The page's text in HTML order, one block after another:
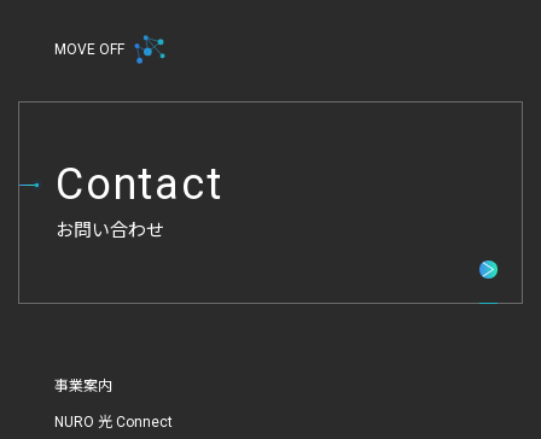
2. 取得情報
3. 利用目的
5. 安全管理措置に関する事項
6. 子どものお客様の個人情報
MOVE OFF
Contact
お問い合わせ
事業案内
NURO 光 Connect